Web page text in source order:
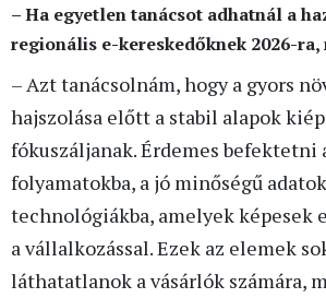
– Ha egyetlen tanácsot adhatnál a
regionális e-kereskedőknek 2026-ra,
– Azt tanácsolnám, hogy a gyors
hajszolása előtt a stabil alapok
fókuszáljanak. Érdemes befektetni
folyamatokba, a jó minőségű
technológiákba, amelyek képesek
a vállalkozással. Ezek az elemek
láthatatlanok a vásárlók számára,